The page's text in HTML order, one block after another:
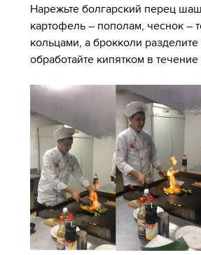
Нарежьте болгарский перец
картофель – пополам, чеснок –
кольцами, а брокколи
обработайте кипятком в